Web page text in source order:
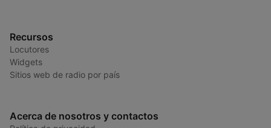
Recursos
Locutores
Widgets
Sitios web de radio por país
Acerca de nosotros y contactos